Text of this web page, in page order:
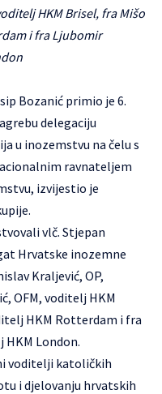
HKM Brisel, fra Mišo
i fra Ljubomir
Bozanić primio je 6.
delegaciju
u inozemstvu na čelu s
ravnateljem
izvijestio je
vlč. Stjepan
Hrvatske inozemne
Kraljević, OP,
OFM, voditelj HKM
HKM Rotterdam i fra
HKM London.
voditelji katoličkih
i djelovanju hrvatskih